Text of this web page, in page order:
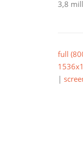
3,8
full
|